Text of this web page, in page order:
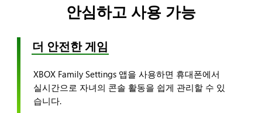
안심하고 사용 가능
더 안전한 게임
XBOX Family Settings 앱을 사용하면 휴대폰에서
실시간으로 자녀의 콘솔 활동을 쉽게 관리할 수 있
습니다.